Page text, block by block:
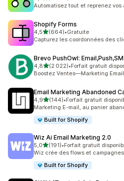
Automatisez tout et reprenez
Shopify Forms
4,5étoile(s) sur 5
(664)
664 avis au total
•Gratuite
Capturez les coordonnées des
Brevo PushOwl:
4,8étoile(s) sur 5
(2 022)
2022 avis au total
•Forfait gratuit
Boostez Ventes—Marketing
Email Marketing Abandoned
4,9étoile(s) sur 5
(144)
144 avis au total
•Forfait gratuit
Marketing E-mail, au panier
Built for Shopify
Wiz Ai Email Marketing 2.0
5,0étoile(s) sur 5
(191)
191 avis au total
•Forfait gratuit
Wiz crée des flows et
Built for Shopify